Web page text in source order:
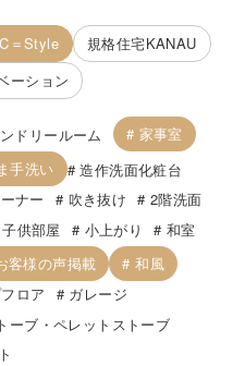
＝Style
規格住宅KANAU
ーション
ドリールーム
家事室
手洗い
造作洗面化粧台
ナー 吹き抜け
2階洗面
子供部屋 小上がり
和室
客様の声掲載
和風
ロア
ガレージ
ーブ・ペレットストーブ